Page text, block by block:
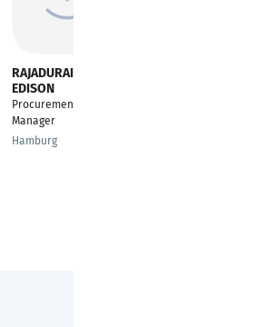
RAJADURAI MOSES
EDISON
Procurement Project
Manager
Hamburg